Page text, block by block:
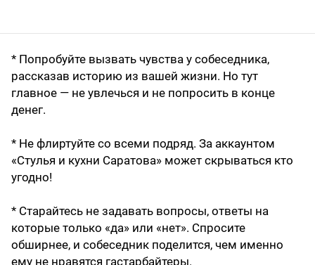
* Попробуйте вызвать чувства у собеседника,
рассказав историю из вашей жизни. Но тут
главное — не увлечься и не попросить в конце
денег.
* Не флиртуйте со всеми подряд. За аккаунтом
«Стулья и кухни Саратова» может скрываться кто
угодно!
* Старайтесь не задавать вопросы, ответы на
которые только «да» или «нет». Спросите
обширнее, и собеседник поделится, чем именно
ему не нравятся гастарбайтеры.